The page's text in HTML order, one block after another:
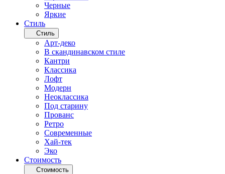
Черные
Яркие
Стиль
Стиль
Арт-деко
В скандинавском стиле
Кантри
Классика
Лофт
Модерн
Неоклассика
Под старину
Прованс
Ретро
Современные
Хай-тек
Эко
Стоимость
Стоимость